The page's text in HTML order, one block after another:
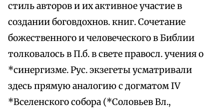
стиль авторов и их активное участие в
создании боговдохнов. книг. Сочетание
божественного и человеческого в Библии
толковалось в П.б. в свете правосл. учения о
*синергизме. Рус. экзегеты усматривали
здесь прямую аналогию с догматом IV
*Вселенского собора (*Соловьев Вл.,